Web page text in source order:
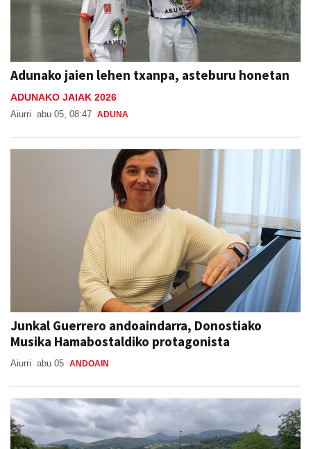
Adunako jaien lehen txanpa, asteburu honetan
ADUNAKO JAIAK 2026
Aiurri abu 05, 08:47 ADUNA
Junkal Guerrero andoaindarra, Donostiako
Musika Hamabostaldiko protagonista
Aiurri abu 05 ANDOAIN